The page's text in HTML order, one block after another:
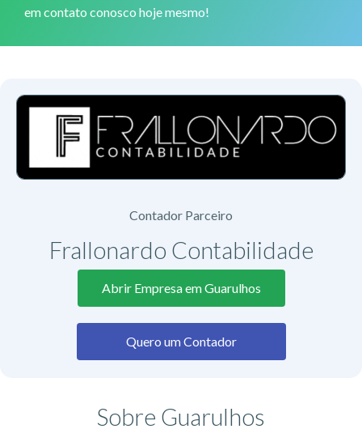
em contato conosco hoje mesmo!
Contador Parceiro
Frallonardo Contabilidade
Abrir Empresa em Guarulhos
Quero um Contador
Sobre Guarulhos